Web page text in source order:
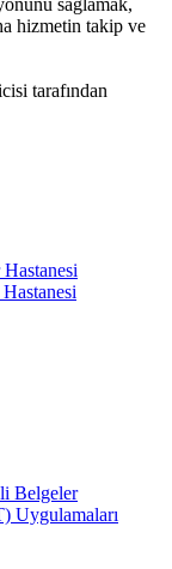
sağlamak,
hizmetin takip ve
tarafından
Belgeler
Uygulamaları